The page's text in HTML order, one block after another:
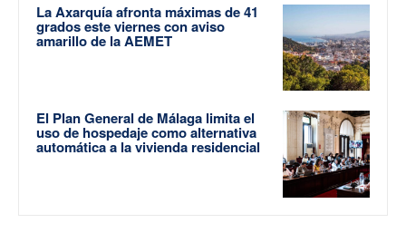
La Axarquía afronta máximas de 41
grados este viernes con aviso
amarillo de la AEMET
El Plan General de Málaga limita el
uso de hospedaje como alternativa
automática a la vivienda residencial